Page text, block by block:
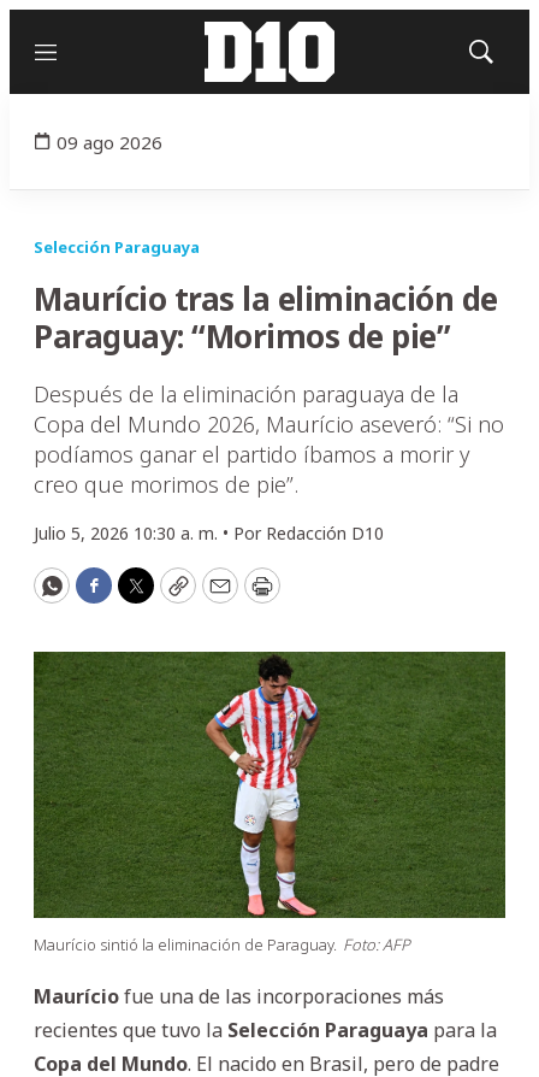
Menú
Mostrar
09 ago 2026
Selección Paraguaya
Maurício tras la eliminación de
Paraguay: “Morimos de pie”
Después de la eliminación paraguaya de la
Copa del Mundo 2026, Maurício aseveró: “Si no
podíamos ganar el partido íbamos a morir y
creo que morimos de pie”.
Julio 5, 2026 10:30 a. m. • Por Redacción D10
WhatsApp
Facebook
Twitter
CopyEmailPrint
Maurício sintió la eliminación de Paraguay. Foto: AFP
Mauríciofue una de las incorporaciones más
recientes que tuvo la Selección Paraguaya para la
Copa del Mundo. El nacido en Brasil, pero de padre